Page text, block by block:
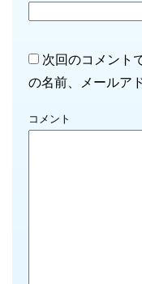
次回のコメント
の名前、メールア
コメント